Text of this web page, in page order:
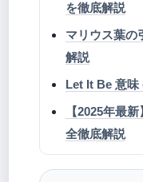
を徹底解説
マリウス葉の
解説
Let It Be 意味
【2025年最
全徹底解説